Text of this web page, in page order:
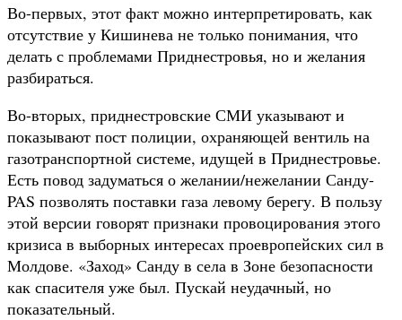
Во-первых, этот факт можно интерпретировать, как
отсутствие у Кишинева не только понимания, что
делать с проблемами Приднестровья, но и желания
разбираться.
Во-вторых, приднестровские СМИ указывают и
показывают пост полиции, охраняющей вентиль на
газотранспортной системе, идущей в Приднестровье.
Есть повод задуматься о желании/нежелании Санду-
PAS позволять поставки газа левому берегу. В пользу
этой версии говорят признаки провоцирования этого
кризиса в выборных интересах проевропейских сил в
Молдове. «Заход» Санду в села в Зоне безопасности
как спасителя уже был. Пускай неудачный, но
показательный.